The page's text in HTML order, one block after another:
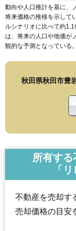
動向や人口推計を基に、
将来価格の推移を示して
ルシナリオに比べて約
は、将来の人口や地価が
観的な予測となっている。
秋田県秋田市豊
所有する
「
不動産を売却す
売却価格の目安